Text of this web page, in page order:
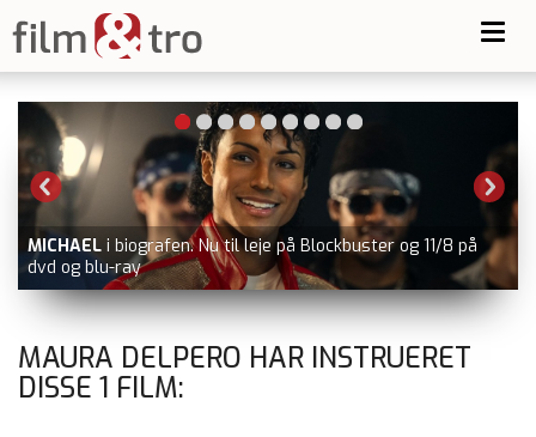
MICHAEL i biografen. Nu til leje på Blockbuster og 11/8 på
dvd og blu-ray
MAURA DELPERO HAR INSTRUERET
DISSE 1 FILM: